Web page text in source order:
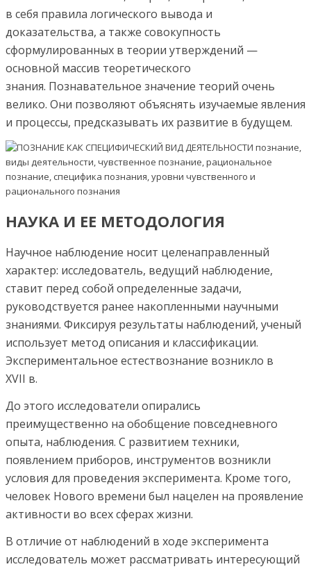
в себя правила логического вывода и
доказательства, а также совокупность
сформулированных в теории утверждений —
основной массив теоретического
знания. Познавательное значение теорий очень
велико. Они позволяют объяснять изучаемые явления
и процессы, предсказывать их развитие в будущем.
НАУКА И ЕЕ МЕТОДОЛОГИЯ
Научное наблюдение носит целенаправленный
характер: исследователь, ведущий наблюдение,
ставит перед собой определенные задачи,
руководствуется ранее накопленными научными
знаниями. Фиксируя результаты наблюдений, ученый
использует метод описания и классификации.
Экспериментальное естествознание возникло в
XVII в.
До этого исследователи опирались
преимущественно на обобщение повседневного
опыта, наблюдения. С развитием техники,
появлением приборов, инструментов возникли
условия для проведения эксперимента. Кроме того,
человек Нового времени был нацелен на проявление
активности во всех сферах жизни.
В отличие от наблюдений в ходе эксперимента
исследователь может рассматривать интересующий